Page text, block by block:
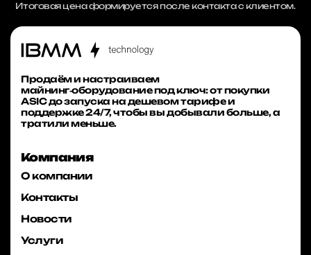
Итоговая цена формируется после контакта с клиентом.
Продаём и настраиваем
майнинг‑оборудование под ключ: от покупки
ASIC до запуска на дешевом тарифе и
поддержке 24/7, чтобы вы добывали больше, а
тратили меньше.
Компания
О компании
Контакты
Новости
Услуги